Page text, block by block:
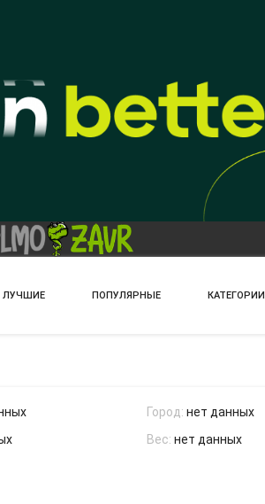
ЛУЧШИЕ ПОПУЛЯРНЫЕ КАТЕГОРИИ
Город:нет данных
Вес:нет данных